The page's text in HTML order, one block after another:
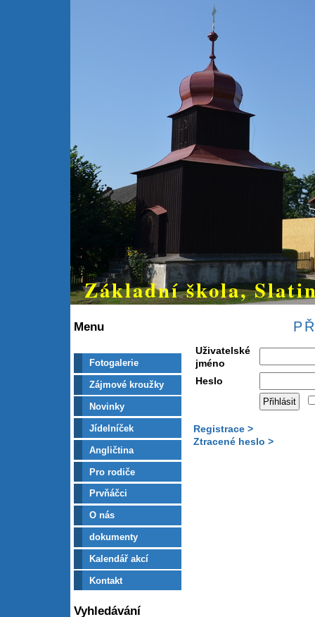
Základní škola,
Menu
Fotogalerie
Zájmové kroužky
Novinky
Jídelníček
Angličtina
Pro rodiče
Prvňáčci
O nás
dokumenty
Kalendář akcí
Kontakt
Vyhledávání
Uživatelské
jméno
Heslo
Registrace >
Ztracené heslo >